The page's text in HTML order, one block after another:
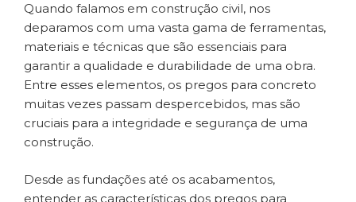
Quando falamos em construção civil, nos
deparamos com uma vasta gama de ferramentas,
materiais e técnicas que são essenciais para
garantir a qualidade e durabilidade de uma obra.
Entre esses elementos, os pregos para concreto
muitas vezes passam despercebidos, mas são
cruciais para a integridade e segurança de uma
construção.
Desde as fundações até os acabamentos,
entender as características dos pregos para